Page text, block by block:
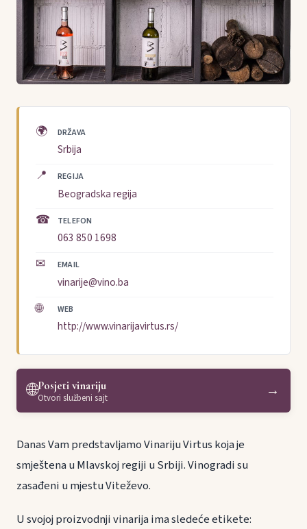
🌍 DRŽAVA
Srbija
📍 REGIJA
Beogradska regija
☎ TELEFON
063 850 1698
✉ EMAIL
vinarije@vino.ba
🌐 WEB
http://www.vinarijavirtus.rs/
🌐Posjeti vinariju
Otvori službeni sajt →
Danas Vam predstavljamo Vinariju Virtus koja je
smještena u Mlavskoj regiji u Srbiji. Vinogradi su
zasađeni u mjestu Viteževo.
U svojoj proizvodnji vinarija ima sledeće etikete: